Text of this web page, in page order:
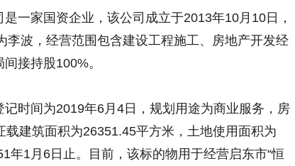
一家国资企业，该公司成立于2013年10月10日，
李波，经营范围包含建设工程施工、房地产开发经
接持股100%。
时间为2019年6月4日，规划用途为商业服务，房
建筑面积为26351.45平方米，土地使用面积为
年1月6日止。目前，该标的物用于经营启东市“恒